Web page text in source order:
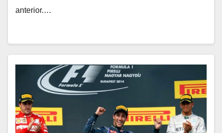
anterior.…